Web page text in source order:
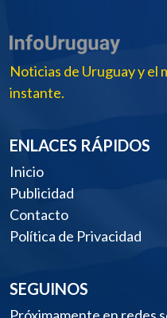
Noticias de Uruguay y el
instante.
ENLACES RÁPIDOS
Inicio
Publicidad
Contacto
Política de Privacidad
SEGUINOS